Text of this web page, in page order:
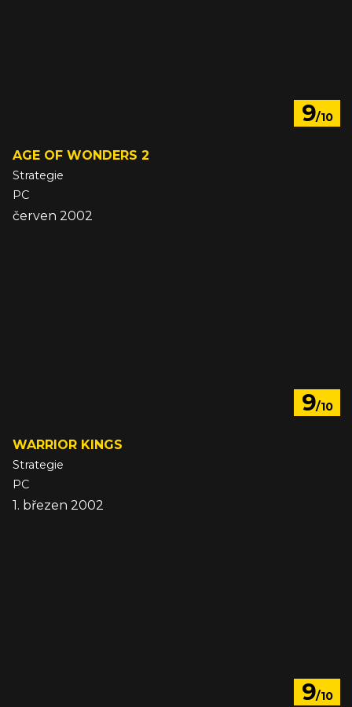
9/10
AGE OF WONDERS 2
Strategie
PC
červen 2002
9/10
WARRIOR KINGS
Strategie
PC
1. březen 2002
9/10